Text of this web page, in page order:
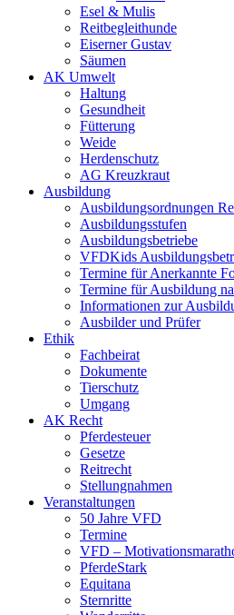
Esel & Mulis
Reitbegleithunde
Eiserner Gustav
Säumen
AK Umwelt
Haltung
Gesundheit
Fütterung
Weide
Herdenschutz
AG Kreuzkraut
Ausbildung
Ausbildungsordnungen
Ausbildungsstufen
Ausbildungsbetriebe
VFDKids
Termine für Anerkannte
Termine für Ausbildung
Informationen zur
Ausbilder und Prüfer
Ethik
Fachbeirat
Dokumente
Tierschutz
Umgang
AK Recht
Pferdesteuer
Gesetze
Reitrecht
Stellungnahmen
Veranstaltungen
50 Jahre VFD
Termine
VFD –
PferdeStark
Equitana
Sternritte